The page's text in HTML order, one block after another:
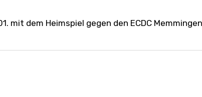
mit dem Heimspiel gegen den ECDC